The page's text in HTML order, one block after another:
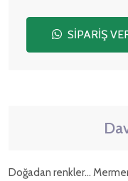
SİPARİŞ
Doğadan renkler...